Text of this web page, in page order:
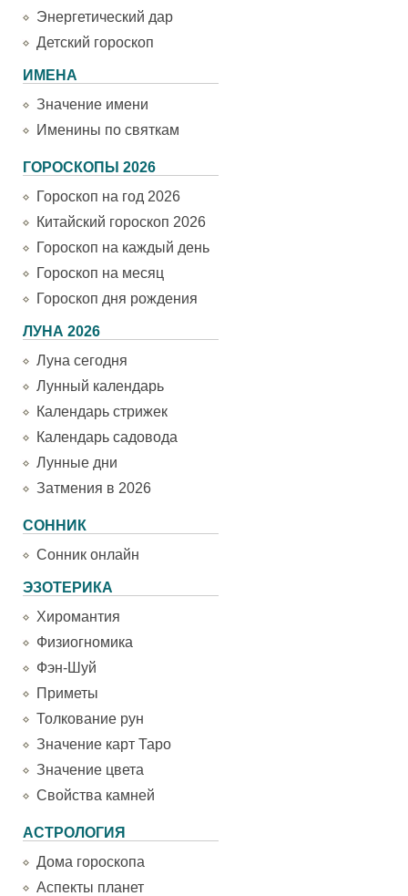
Энергетический дар
Детский гороскоп
ИМЕНА
Значение имени
Именины по святкам
ГОРОСКОПЫ 2026
Гороскоп на год 2026
Китайский гороскоп 2026
Гороскоп на каждый день
Гороскоп на месяц
Гороскоп дня рождения
ЛУНА 2026
Луна сегодня
Лунный календарь
Календарь стрижек
Календарь садовода
Лунные дни
Затмения в 2026
СОННИК
Сонник онлайн
ЭЗОТЕРИКА
Хиромантия
Физиогномика
Фэн-Шуй
Приметы
Толкование рун
Значение карт Таро
Значение цвета
Свойства камней
АСТРОЛОГИЯ
Дома гороскопа
Аспекты планет